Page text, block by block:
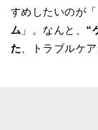
すめしたいのが「
ム 」。なんと、 “
た 、トラブルケ